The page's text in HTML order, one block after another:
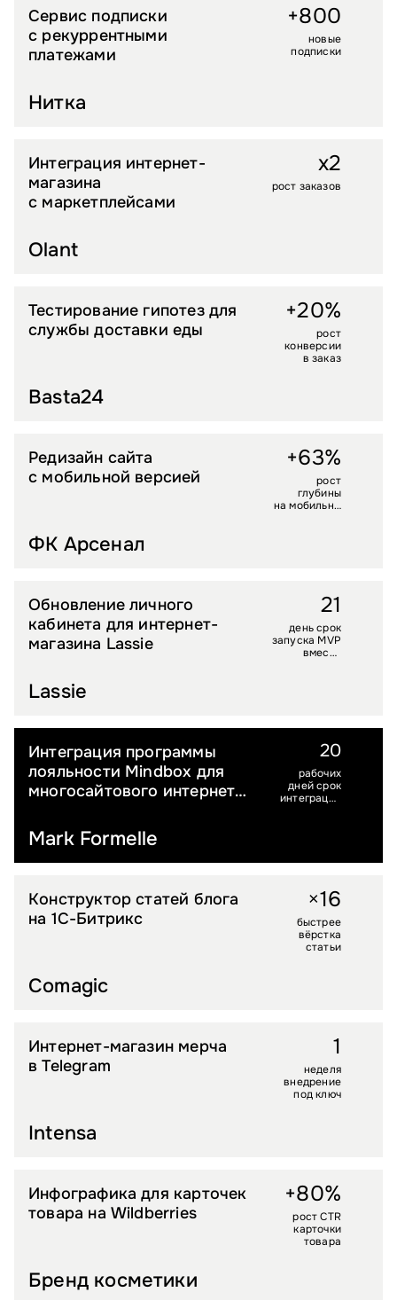
ЕДА И ПРОДУКТЫ
Нитка
Сервис подписки
с рекуррентными
платежами
+800
новые
подписки
ДЕТСКИЕ ТОВАРЫ
Olant
Интеграция интернет-
магазина
с маркетплейсами
x2
рост заказов
ПРОДУКТЫ ОНЛАЙН
Basta24
Тестирование гипотез для
службы доставки еды
+20%
рост
конверсии
в заказ
УСЛУГИ
ФК Арсенал
Редизайн сайта
с мобильной версией
+63%
рост
глубины
на мобильны
ДЕТСКИЕ ТОВАРЫ
Lassie
Обновление личного
кабинета для интернет-
магазина Lassie
21
день срок
запуска MVP
вместо
FASHION
Mark Formelle
Интеграция программы
лояльности Mindbox для
многосайтового интернет-
20
рабочих
дней срок
интеграции
УСЛУГИ
Comagic
Конструктор статей блога
на 1С-Битрикс
×16
быстрее
вёрстка
статьи
УСЛУГИ
Intensa
Интернет-магазин мерча
в Telegram
1
неделя
внедрение
под ключ
Бренд косметики
BEAUTY
Бренд косметики
Инфографика для карточек
товара на Wildberries
+80%
рост CTR
карточки
товара